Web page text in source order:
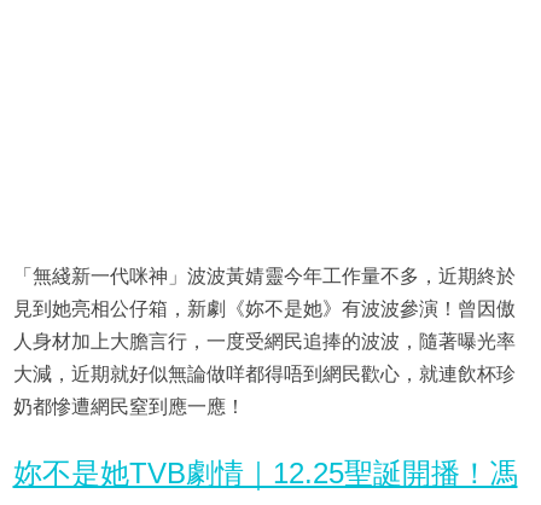
「無綫新一代咪神」波波黃婧靈今年工作量不多，近期終於
見到她亮相公仔箱，新劇《妳不是她》有波波參演！曾因傲
人身材加上大膽言行，一度受網民追捧的波波，隨著曝光率
大減，近期就好似無論做咩都得唔到網民歡心，就連飲杯珍
奶都慘遭網民窒到應一應！
妳不是她TVB劇情｜12.25聖誕開播！馮